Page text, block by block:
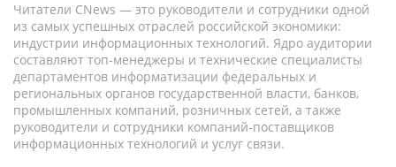
Читатели CNews — это руководители и сотрудники одной
из самых успешных отраслей российской экономики:
индустрии информационных технологий. Ядро аудитории
составляют топ-менеджеры и технические специалисты
департаментов информатизации федеральных и
региональных органов государственной власти, банков,
промышленных компаний, розничных сетей, а также
руководители и сотрудники компаний-поставщиков
информационных технологий и услуг связи.